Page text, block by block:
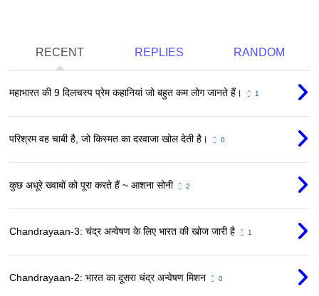
RECENT REPLIES RANDOM
महाभारत की 9 दिलचस्प प्रेम कहानियां जो बहुत कम लोग जानते हैं। 1
परिश्रम वह चाबी है, जो किस्मत का दरवाजा खोल देती है। 0
कुछ अधूरे ख्वाबों को पूरा करते हैं ~ आशना सोनी 2
Chandrayaan-3: चंद्र अन्वेषण के लिए भारत की खोज जारी है 1
Chandrayaan-2: भारत का दूसरा चंद्र अन्वेषण मिशन 0